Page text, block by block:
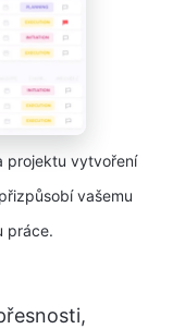
projektu vytvoření
vašemu
práce.